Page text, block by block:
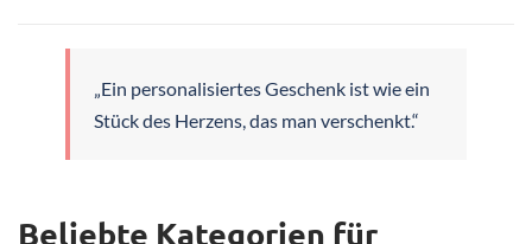
„Ein personalisiertes Geschenk ist wie ein
Stück des Herzens, das man verschenkt.“
Beliebte Kategorien für